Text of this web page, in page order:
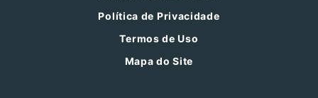
Política de Privacidade
Termos de Uso
Mapa do Site